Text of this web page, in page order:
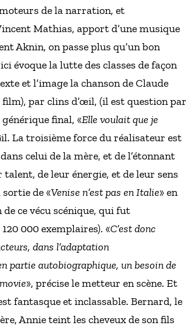
de la narration, et
Mathias, apport d’une musique
Aknin, on passe plus qu’un bon
évoque la lutte des classes de façon
et l’image la chanson de Claude
film), par clins d’œil, (il est question par
final, «Elle voulait que je
La troisième force du réalisateur est
celui de la mère, et de l’étonnant
de leur énergie, et de leur sens
de «Venise n’est pas en Italie» en
ce vécu scénique, qui fut
000 exemplaires). «C’est donc
dans l’adaptation
partie autobiographique, un besoin de
», précise le metteur en scène. Et
fantasque et inclassable. Bernard, le
Annie teint les cheveux de son fils